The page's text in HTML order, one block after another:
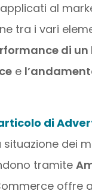
al
tra i vari
di un
e
di
dei
tramite
offre